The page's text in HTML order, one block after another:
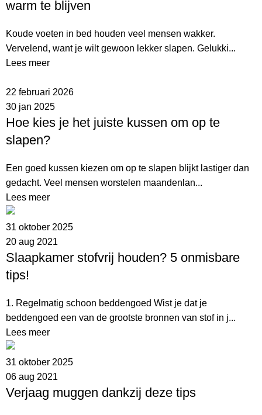
warm te blijven
Koude voeten in bed houden veel mensen wakker.
Vervelend, want je wilt gewoon lekker slapen. Gelukki...
Lees meer
22 februari 2026
30 jan 2025
Hoe kies je het juiste kussen om op te
slapen?
Een goed kussen kiezen om op te slapen blijkt lastiger dan
gedacht. Veel mensen worstelen maandenlan...
Lees meer
31 oktober 2025
20 aug 2021
Slaapkamer stofvrij houden? 5 onmisbare
tips!
1. Regelmatig schoon beddengoed Wist je dat je
beddengoed een van de grootste bronnen van stof in j...
Lees meer
31 oktober 2025
06 aug 2021
Verjaag muggen dankzij deze tips